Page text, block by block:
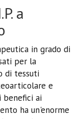
a
in grado di
per la
di tessuti
e
benefici ai
ha un'enorme